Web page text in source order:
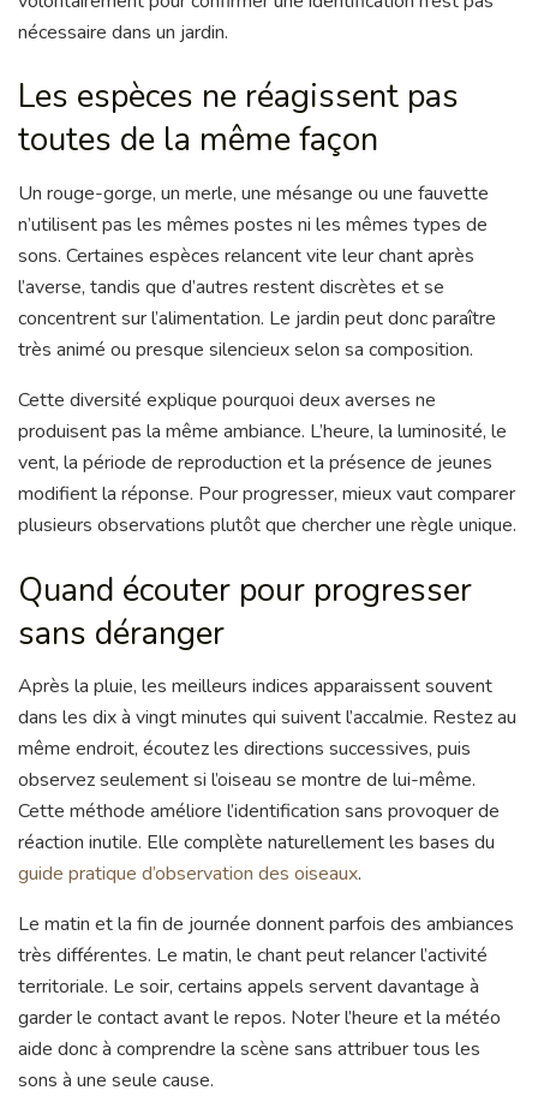
nécessaire dans un jardin.
Les espèces ne réagissent pas
toutes de la même façon
Un rouge-gorge, un merle, une mésange ou une fauvette
n’utilisent pas les mêmes postes ni les mêmes types de
sons. Certaines espèces relancent vite leur chant après
l’averse, tandis que d’autres restent discrètes et se
concentrent sur l’alimentation. Le jardin peut donc paraître
très animé ou presque silencieux selon sa composition.
Cette diversité explique pourquoi deux averses ne
produisent pas la même ambiance. L’heure, la luminosité, le
vent, la période de reproduction et la présence de jeunes
modifient la réponse. Pour progresser, mieux vaut comparer
plusieurs observations plutôt que chercher une règle unique.
Quand écouter pour progresser
sans déranger
Après la pluie, les meilleurs indices apparaissent souvent
dans les dix à vingt minutes qui suivent l’accalmie. Restez au
même endroit, écoutez les directions successives, puis
observez seulement si l’oiseau se montre de lui-même.
Cette méthode améliore l’identification sans provoquer de
réaction inutile. Elle complète naturellement les bases du
guide pratique d’observation des oiseaux.
Le matin et la fin de journée donnent parfois des ambiances
très différentes. Le matin, le chant peut relancer l’activité
territoriale. Le soir, certains appels servent davantage à
garder le contact avant le repos. Noter l’heure et la météo
aide donc à comprendre la scène sans attribuer tous les
sons à une seule cause.